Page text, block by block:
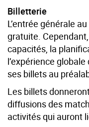
Billetterie
L’entrée générale
gratuite.
capacités, la
l’expérience
ses billets au
Les billets
diffusions des
activités qui auront